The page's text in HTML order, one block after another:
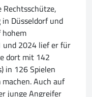
Düsseldorf und
und 2024 lief er für
dort mit 142
in 126 Spielen
Auch auf
junge Angreifer